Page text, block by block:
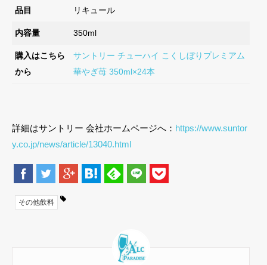
品目 リキュール
内容量 350ml
購入はこちら
から
サントリー チューハイ こくしぼりプレミアム
華やぎ苺 350ml×24本
詳細はサントリー 会社ホームページへ： https://www.suntor
y.co.jp/news/article/13040.html
その他飲料